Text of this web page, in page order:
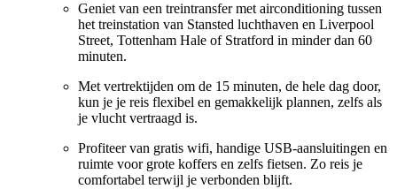
Geniet van een treintransfer met airconditioning tussen
het treinstation van Stansted luchthaven en Liverpool
Street, Tottenham Hale of Stratford in minder dan 60
minuten.
Met vertrektijden om de 15 minuten, de hele dag door,
kun je je reis flexibel en gemakkelijk plannen, zelfs als
je vlucht vertraagd is.
Profiteer van gratis wifi, handige USB-aansluitingen en
ruimte voor grote koffers en zelfs fietsen. Zo reis je
comfortabel terwijl je verbonden blijft.